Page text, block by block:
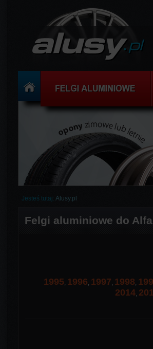
Jesteś tutaj: Alusy.pl
Felgi aluminiowe do
1995, 1996, 1997, 1998,
2014,